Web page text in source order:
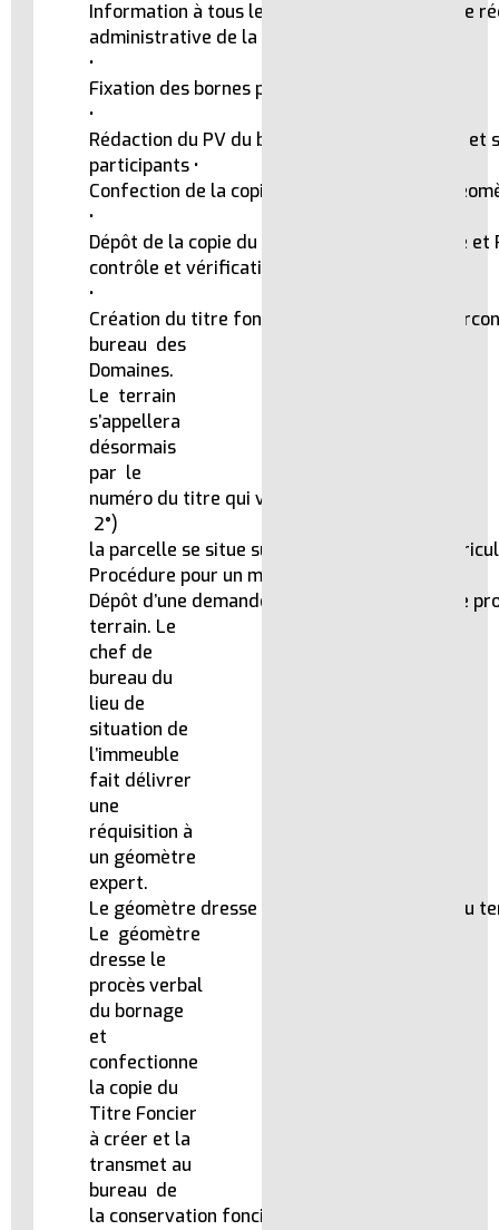
Information à tous les voisins avec accusée de
administrative de la localité, le requérant.
•
Fixation des bornes par le géomètre.
•
Rédaction du PV du bornage par le géomètre
participants •
Confection de la copie du TF à créer par le
•
Dépôt de la copie du TF à la Division Cadastre
contrôle et vérification.
•
Création du titre foncier dans le livre de la
bureau des
Domaines.
Le terrain
s’appellera
désormais
par le
numéro du titre qui vient d’être créé.
2°)
la parcelle se situe sur un terrain déjà
Procédure pour un morcellement.
Dépôt d’une demande de morcellement par le
terrain. Le
chef de
bureau du
lieu de
situation de
l’immeuble
fait délivrer
une
réquisition à
un géomètre
expert.
Le géomètre dresse le plan de délimitation du
Le géomètre
dresse le
procès verbal
du bornage
et
confectionne
la copie du
Titre Foncier
à créer et la
transmet au
bureau de
la conservation foncière.